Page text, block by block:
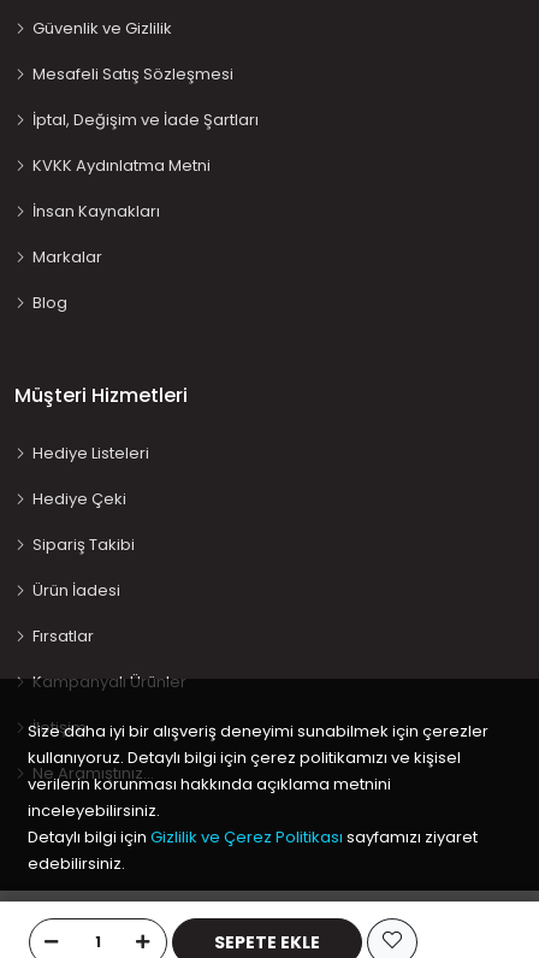
SEPETE EKLE
Güvenlik ve Gizlilik
Mesafeli Satış Sözleşmesi
İptal, Değişim ve İade Şartları
KVKK Aydınlatma Metni
İnsan Kaynakları
Markalar
Blog
Müşteri Hizmetleri
Hediye Listeleri
Hediye Çeki
Sipariş Takibi
Ürün İadesi
Fırsatlar
Kampanyalı Ürünler
İletişim
Ne Aramıştınız…
Copyright © 2020 Keyif Bebesi | Kids & Toys, GeliştiriciKabuk
Yazılım
Size daha iyi bir alışveriş deneyimi sunabilmek için çerezler
kullanıyoruz. Detaylı bilgi için çerez politikamızı ve kişisel
verilerin korunması hakkında açıklama metnini
inceleyebilirsiniz.
Detaylı bilgi için Gizlilik ve Çerez Politikası sayfamızı ziyaret
edebilirsiniz.
Tamam